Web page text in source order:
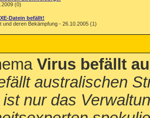
(0)
Datein befällt!
und deren Bekämpfung - 26.10.2005 (1)
Virus befällt
australischen
nur das